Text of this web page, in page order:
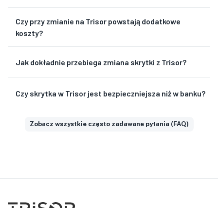
Czy przy zmianie na Trisor powstają dodatkowe
koszty?
Jak dokładnie przebiega zmiana skrytki z Trisor?
Czy skrytka w Trisor jest bezpieczniejsza niż w banku?
Zobacz wszystkie często zadawane pytania (FAQ)